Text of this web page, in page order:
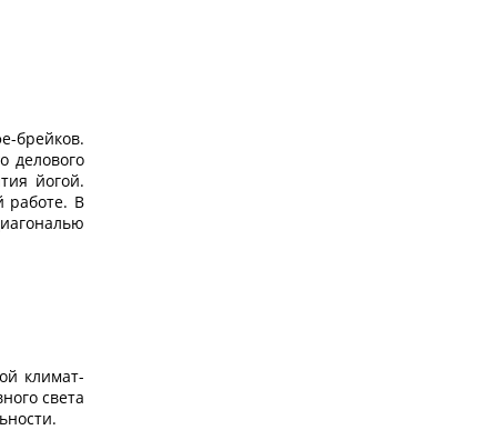
брейков.
делового
йогой.
работе. В
климат-
света